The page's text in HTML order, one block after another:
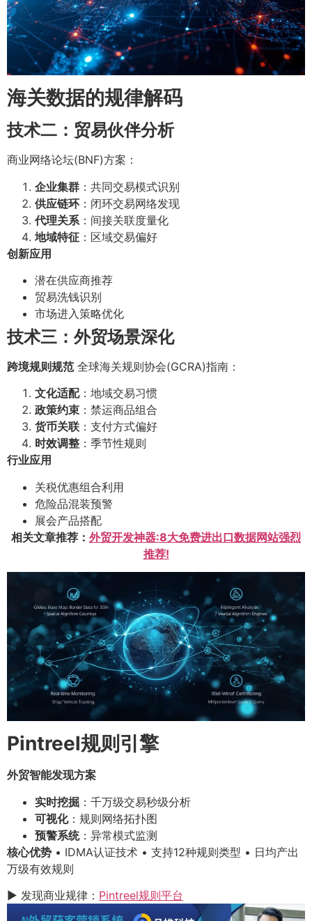
海关数据的规律解码
技术二：贸易伙伴分析
商业网络论坛(BNF)方案：
企业集群 ：共同交易模式识别
供应链环：闭环交易网络发现
代理关系 ：间接关联度量化
地域特征 ：区域交易偏好
创新应用
潜在供应商推荐
贸易洗钱识别
市场进入策略优化
技术三：外贸场景深化
跨境规则规范全球海关规则协会(GCRA)指南：
文化适配：地域交易习惯
政策约束 ：禁运商品组合
货币关联 ：支付方式偏好
时效调整 ：季节性规则
行业应用
关税优惠组合利用
危险品混装预警
展会产品搭配
相关文章推荐： 外贸开发神器:8大免费进出口数据网站强烈
推荐!
Pintreel规则引擎
外贸智能发现方案
实时挖掘 ：千万级交易秒级分析
可视化：规则网络拓扑图
预警系统：异常模式监测
核心优势 • IDMA认证技术 • 支持12种规则类型 • 日均产出
万级有效规则
▶ 发现商业规律： Pintreel规则平台